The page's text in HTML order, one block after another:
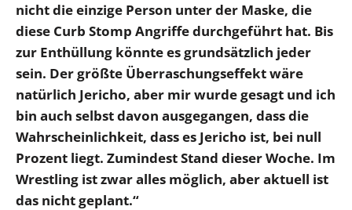
nicht die einzige Person unter der Maske, die
diese Curb Stomp Angriffe durchgeführt hat. Bis
zur Enthüllung könnte es grundsätzlich jeder
sein. Der größte Überraschungseffekt wäre
natürlich Jericho, aber mir wurde gesagt und ich
bin auch selbst davon ausgegangen, dass die
Wahrscheinlichkeit, dass es Jericho ist, bei null
Prozent liegt. Zumindest Stand dieser Woche. Im
Wrestling ist zwar alles möglich, aber aktuell ist
das nicht geplant.“